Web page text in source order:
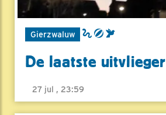
Gierzwaluw
De laatste uitvlieger
27 jul , 23:59